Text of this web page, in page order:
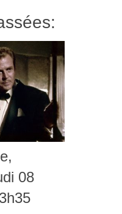
08